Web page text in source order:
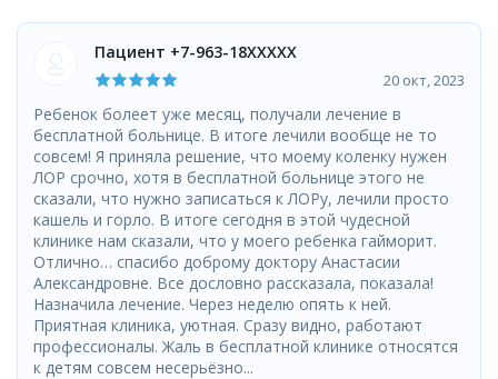
Пациент +7-963-18XXXXX
20 окт, 2023
Ребенок болеет уже месяц, получали лечение в
бесплатной больнице. В итоге лечили вообще не то
совсем! Я приняла решение, что моему коленку нужен
ЛОР срочно, хотя в бесплатной больнице этого не
сказали, что нужно записаться к ЛОРу, лечили просто
кашель и горло. В итоге сегодня в этой чудесной
клинике нам сказали, что у моего ребенка гайморит.
Отлично… спасибо доброму доктору Анастасии
Александровне. Все дословно рассказала, показала!
Назначила лечение. Через неделю опять к ней.
Приятная клиника, уютная. Сразу видно, работают
профессионалы. Жаль в бесплатной клинике относятся
к детям совсем несерьёзно...